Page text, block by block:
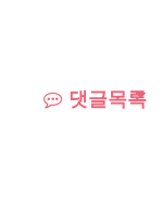
댓글목록